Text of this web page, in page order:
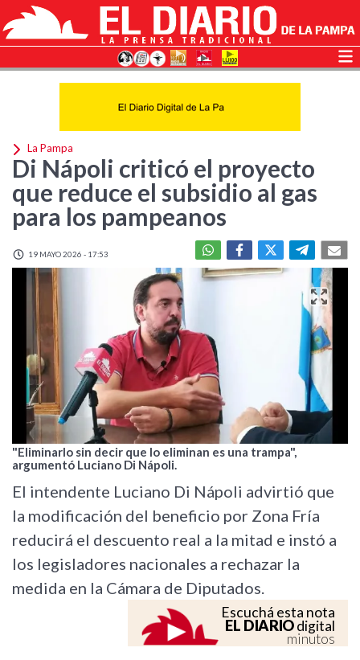
La Pampa
Di Nápoli criticó el proyecto
que reduce el subsidio al gas
para los pampeanos
19 MAYO 2026 - 17:53
"Eliminarlo sin decir que lo eliminan es una trampa",
argumentó Luciano Di Nápoli.
El intendente Luciano Di Nápoli advirtió que
la modificación del beneficio por Zona Fría
reducirá el descuento real a la mitad e instó a
los legisladores nacionales a rechazar la
medida en la Cámara de Diputados.
Escuchá esta nota
EL DIARIOdigital
minutos